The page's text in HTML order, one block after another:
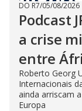
DO R7/05/08/2026
Podcast
a crise
entre
Roberto Georg
Internacionais
ainda arriscam
Europa